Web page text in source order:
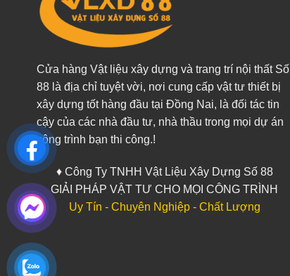
Cửa hàng Vật liệu xây dựng và trang trí nội thất Số
88 là địa chỉ tuyệt vời, nơi cung cấp vật tư thiết bị
xây dựng tốt hàng đầu tại Đồng Nai, là đối tác tin
cậy của các nhà đầu tư, nhà thầu trong mọi dự án
công trình bạn thi công.!
♦ Công Ty TNHH Vật Liệu Xây Dựng Số 88
GIẢI PHÁP VẬT TƯ CHO MỌI CÔNG TRÌNH
Uy Tín - Chuyên Nghiệp - Chất Lượng